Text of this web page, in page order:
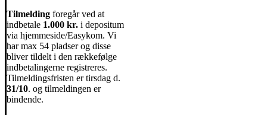
Tilmelding foregår ved at
indbetale 1.000 kr. i depositum
via hjemmeside/Easykom. Vi
har max 54 pladser og disse
bliver tildelt i den rækkefølge
indbetalingerne registreres.
Tilmeldingsfristen er tirsdag d.
31/10. og tilmeldingen er
bindende.